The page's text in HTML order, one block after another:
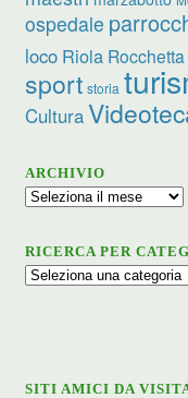
ospedale
loco Riola
sport storia
Cultura
ARCHIVIO
Archivio
RICERCA PER
Ricerca
SITI AMICI DA